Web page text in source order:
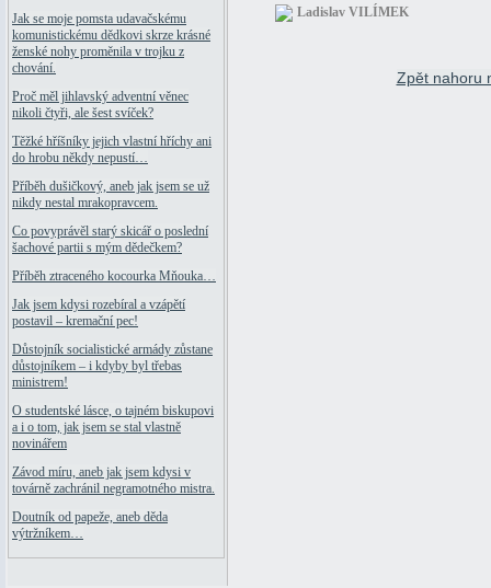
Jak se moje pomsta udavačskému
komunistickému dědkovi skrze krásné
ženské nohy proměnila v trojku z
chování.
Proč měl jihlavský adventní věnec
nikoli čtyři, ale šest svíček?
Těžké hříšníky jejich vlastní hříchy ani
do hrobu někdy nepustí…
Příběh dušičkový, aneb jak jsem se už
nikdy nestal mrakopravcem.
Co povyprávěl starý skicář o poslední
šachové partii s mým dědečkem?
Příběh ztraceného kocourka Mňouka…
Jak jsem kdysi rozebíral a vzápětí
postavil – kremační pec!
Důstojník socialistické armády zůstane
důstojníkem – i kdyby byl třebas
ministrem!
O studentské lásce, o tajném biskupovi
a i o tom, jak jsem se stal vlastně
novinářem
Závod míru, aneb jak jsem kdysi v
továrně zachránil negramotného mistra.
Doutník od papeže, aneb děda
výtržníkem…
Ladislav VILÍMEK
Zpět nahoru